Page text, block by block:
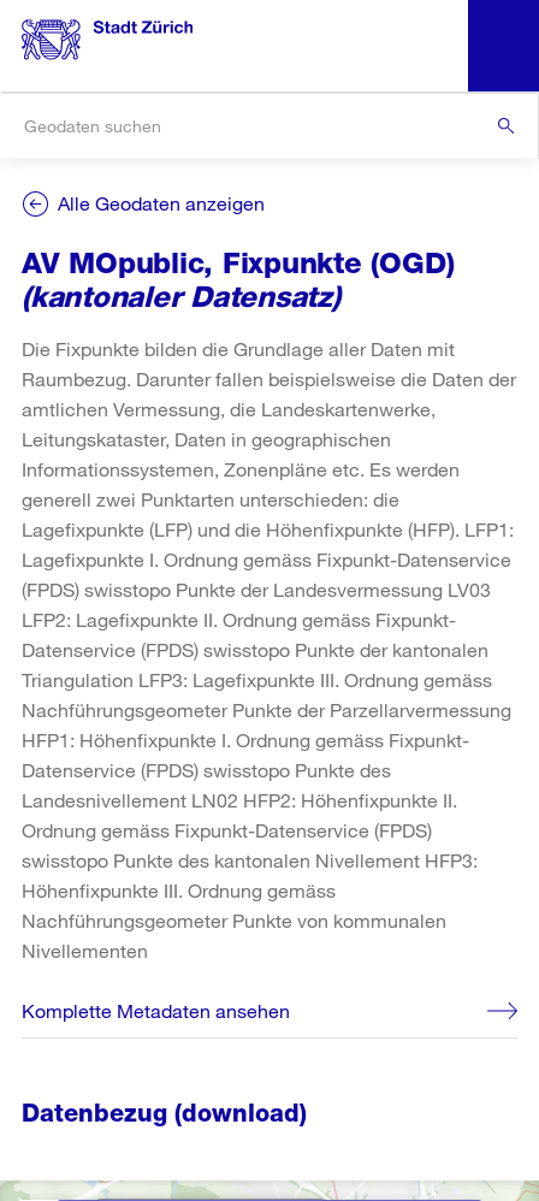
Alle Geodaten anzeigen
AV MOpublic, Fixpunkte (OGD)
(kantonaler Datensatz)
Die Fixpunkte bilden die Grundlage aller Daten mit
Raumbezug. Darunter fallen beispielsweise die Daten der
amtlichen Vermessung, die Landeskartenwerke,
Leitungskataster, Daten in geographischen
Informationssystemen, Zonenpläne etc. Es werden
generell zwei Punktarten unterschieden: die
Lagefixpunkte (LFP) und die Höhenfixpunkte (HFP). LFP1:
Lagefixpunkte I. Ordnung gemäss Fixpunkt-Datenservice
(FPDS) swisstopo Punkte der Landesvermessung LV03
LFP2: Lagefixpunkte II. Ordnung gemäss Fixpunkt-
Datenservice (FPDS) swisstopo Punkte der kantonalen
Triangulation LFP3: Lagefixpunkte III. Ordnung gemäss
Nachführungsgeometer Punkte der Parzellarvermessung
HFP1: Höhenfixpunkte I. Ordnung gemäss Fixpunkt-
Datenservice (FPDS) swisstopo Punkte des
Landesnivellement LN02 HFP2: Höhenfixpunkte II.
Ordnung gemäss Fixpunkt-Datenservice (FPDS)
swisstopo Punkte des kantonalen Nivellement HFP3:
Höhenfixpunkte III. Ordnung gemäss
Nachführungsgeometer Punkte von kommunalen
Nivellementen
Komplette Metadaten ansehen
Datenbezug (download)